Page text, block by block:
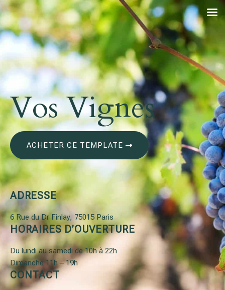
Vos Vignes
ACHETER CE TEMPLATE
ADRESSE
6 Rue du Dr Finlay, 75015 Paris
HORAIRES D’OUVERTURE
Du lundi au samedi de 10h à 22h
Dimanche 11h – 19h
CONTACT